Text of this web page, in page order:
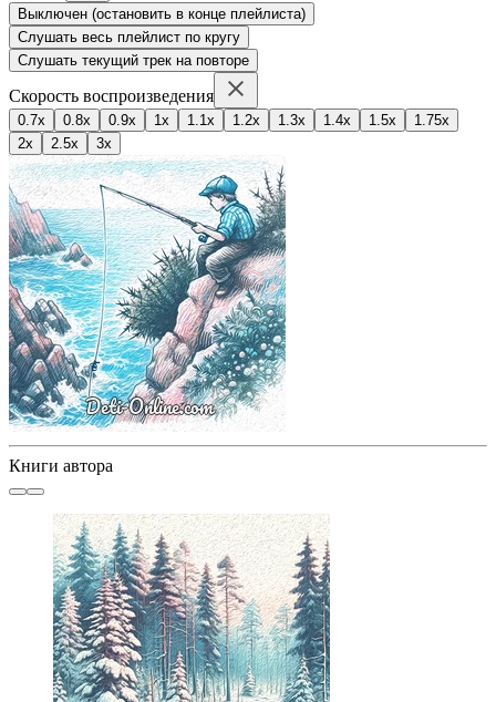
Выключен (остановить в конце плейлиста)
Слушать весь плейлист по кругу
Слушать текущий трек на повторе
Скорость воспроизведения
0.7x 0.8x 0.9x 1x 1.1x 1.2x 1.3x 1.4x 1.5x
1.75x
2x
2.5x 3x
Книги автора